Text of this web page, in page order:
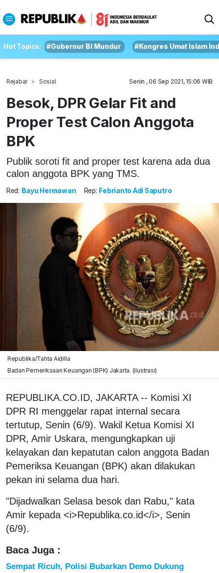
Hot Topics: #Gubernur BI Mundur #Kongres Umat Islam
Rejabar Sosial Senin , 06 Sep 2021, 15:06 WIB
Besok, DPR Gelar Fit and
Proper Test Calon Anggota
BPK
Publik soroti fit and proper test karena ada dua
calon anggota BPK yang TMS.
Red: Bayu Hermawan Rep: Febrianto Adi Saputro
Republika/Tahta Aidilla
Badan Pemeriksaan Keuangan (BPK) Jakarta. (ilustrasi)
REPUBLIKA.CO.ID, JAKARTA -- Komisi XI
DPR RI menggelar rapat internal secara
tertutup, Senin (6/9). Wakil Ketua Komisi XI
DPR, Amir Uskara, mengungkapkan uji
kelayakan dan kepatutan calon anggota Badan
Pemeriksa Keuangan (BPK) akan dilakukan
pekan ini selama dua hari.
"Dijadwalkan Selasa besok dan Rabu," kata
Amir kepada <i>Republika.co.id</i>, Senin
(6/9).
Baca Juga :
Sempat Ricuh, Polisi Bubarkan Demo Dukung